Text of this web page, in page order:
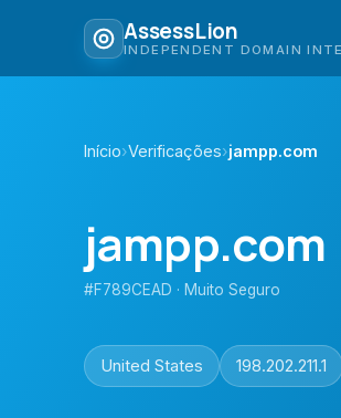
AssessLion
Início›Verificações›jampp.com
jampp.com
#F789CEAD · Muito Seguro
United States 198.202.211.1